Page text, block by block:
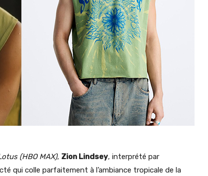
(HBO MAX), Zion Lindsey, interprété par
qui colle parfaitement à l’ambiance tropicale de la